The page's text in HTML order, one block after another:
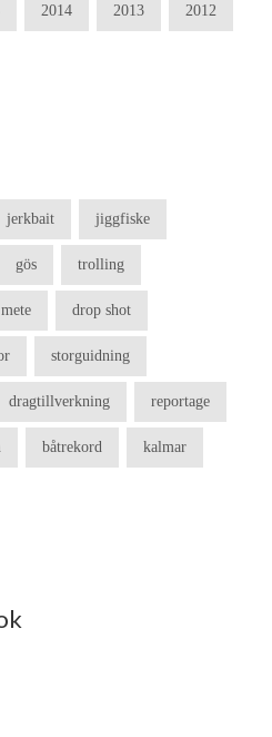
2014 2013 2012
jerkbait jiggfiske
gös trolling
mete drop shot
storguidning
dragtillverkning reportage
båtrekord kalmar